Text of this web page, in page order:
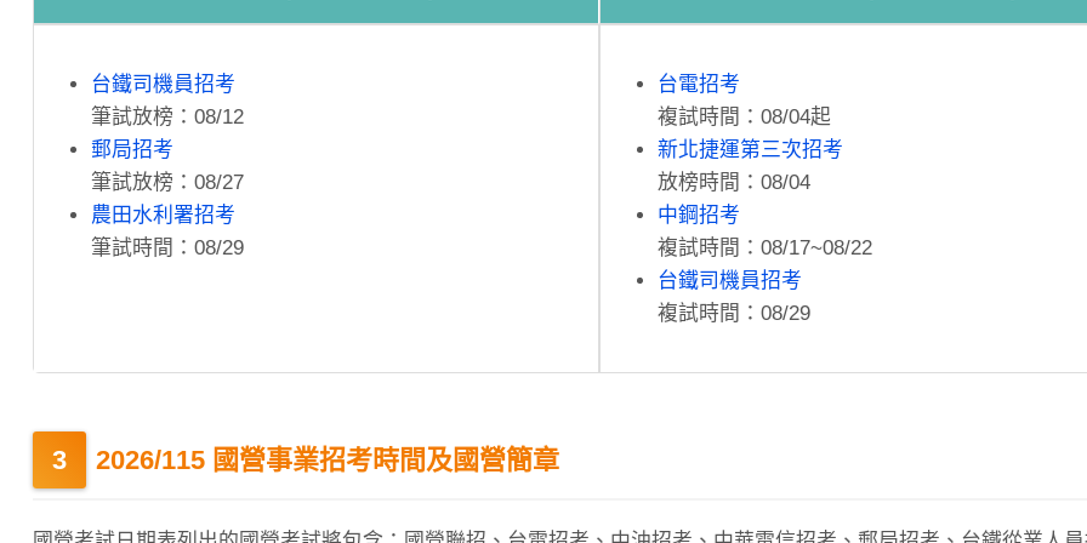
台鐵司機員招考
筆試放榜：08/12
郵局招考
筆試放榜：08/27
農田水利署招考
筆試時間：08/29
台電招考
複試時間：08/04起
新北捷運第三次招考
放榜時間：08/04
中鋼招考
複試時間：08/17~08/22
台鐵司機員招考
複試時間：08/29
2026/115 國營事業招考時間及國營簡章